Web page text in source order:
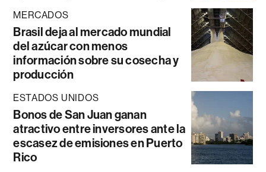
MERCADOS
Brasil deja al mercado mundial
del azúcar con menos
información sobre su cosecha y
producción
ESTADOS UNIDOS
Bonos de San Juan ganan
atractivo entre inversores ante la
escasez de emisiones en Puerto
Rico